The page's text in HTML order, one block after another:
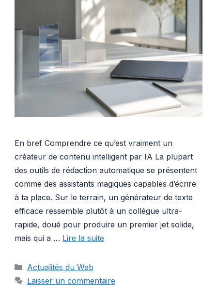
En bref Comprendre ce qu’est vraiment un
créateur de contenu intelligent par IA La plupart
des outils de rédaction automatique se présentent
comme des assistants magiques capables d’écrire
à ta place. Sur le terrain, un générateur de texte
efficace ressemble plutôt à un collègue ultra-
rapide, doué pour produire un premier jet solide,
mais qui a … Lire la suite
Catégories
Actualités du Web
Laisser un commentaire